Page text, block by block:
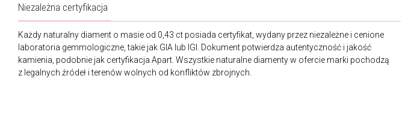
Niezależna certyfikacja
Każdy naturalny diament o masie od 0,43 ct posiada certyfikat, wydany przez niezależne i cenione
laboratoria gemmologiczne, takie jak GIA lub IGI. Dokument potwierdza autentyczność i jakość
kamienia, podobnie jak certyfikacja Apart. Wszystkie naturalne diamenty w ofercie marki pochodzą
z legalnych źródeł i terenów wolnych od konfliktów zbrojnych.